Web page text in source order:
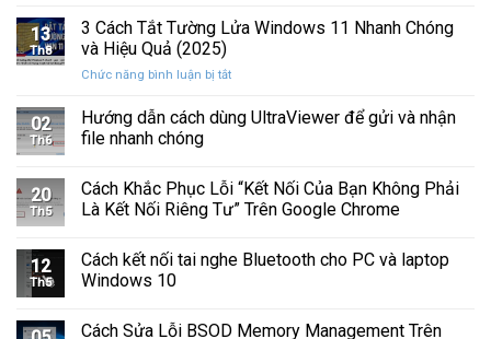
Hỏng
Giác
Trên
C
Sửa
Âm
Khi
11
13
Th8
3 Cách Tắt Tường Lửa Windows 11 Nhanh Chóng
và Hiệu Quả (2025)
Chức năng bình luận bị tắtở
Cách
Tắt
Windows
11
và
02
Th6
Hướng dẫn cách dùng UltraViewer để gửi và nhận
file nhanh chóng
20
Th5
Cách Khắc Phục Lỗi “Kết Nối Của Bạn Không Phải
Là Kết Nối Riêng Tư” Trên Google Chrome
12
Th5
Cách kết nối tai nghe Bluetooth cho PC và laptop
Windows 10
Cách Sửa Lỗi BSOD Memory Management Trên